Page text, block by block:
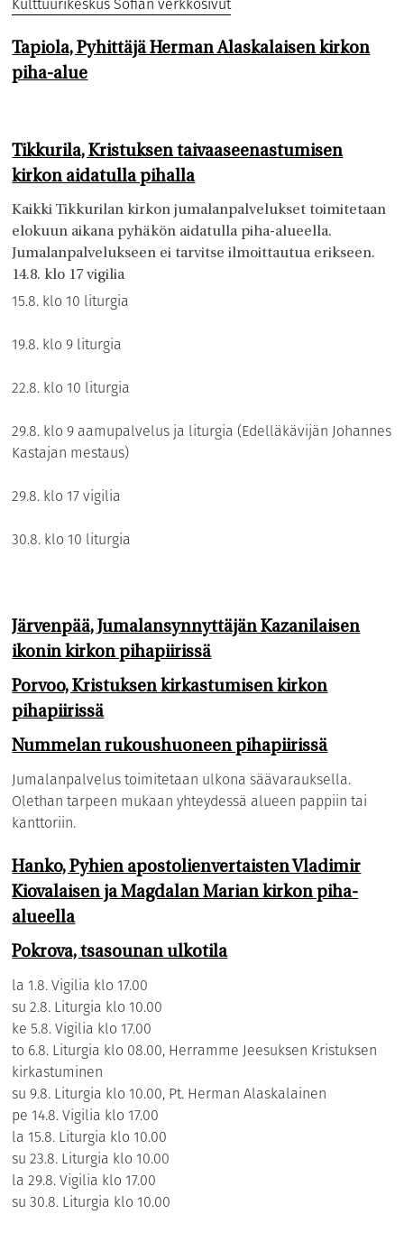
Tapiola, Pyhittäjä Herman Alaskalaisen kirkon
piha-alue
Tikkurila, Kristuksen taivaaseenastumisen
kirkon aidatulla pihalla
Kaikki Tikkurilan kirkon jumalanpalvelukset toimitetaan
elokuun aikana pyhäkön aidatulla piha-alueella.
Jumalanpalvelukseen ei tarvitse ilmoittautua erikseen.
14.8. klo 17 vigilia
15.8. klo 10 liturgia
19.8. klo 9 liturgia
22.8. klo 10 liturgia
29.8. klo 9 aamupalvelus ja liturgia (Edelläkävijän Johannes
Kastajan mestaus)
29.8. klo 17 vigilia
30.8. klo 10 liturgia
Järvenpää, Jumalansynnyttäjän Kazanilaisen
ikonin kirkon pihapiirissä
Porvoo, Kristuksen kirkastumisen kirkon
pihapiirissä
Nummelan rukoushuoneen pihapiirissä
Jumalanpalvelus toimitetaan ulkona säävarauksella.
Olethan tarpeen mukaan yhteydessä alueen pappiin tai
kanttoriin.
Hanko, Pyhien apostolienvertaisten Vladimir
Kiovalaisen ja Magdalan Marian kirkon piha-
alueella
Pokrova, tsasounan ulkotila
la 1.8. Vigilia klo 17.00
su 2.8. Liturgia klo 10.00
ke 5.8. Vigilia klo 17.00
to 6.8. Liturgia klo 08.00, Herramme Jeesuksen Kristuksen
kirkastuminen
su 9.8. Liturgia klo 10.00, Pt. Herman Alaskalainen
pe 14.8. Vigilia klo 17.00
la 15.8. Liturgia klo 10.00
su 23.8. Liturgia klo 10.00
la 29.8. Vigilia klo 17.00
su 30.8. Liturgia klo 10.00